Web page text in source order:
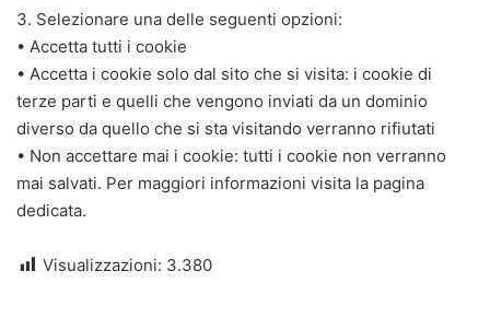
3. Selezionare una delle seguenti opzioni:
• Accetta tutti i cookie
• Accetta i cookie solo dal sito che si visita: i cookie di
terze parti e quelli che vengono inviati da un dominio
diverso da quello che si sta visitando verranno rifiutati
• Non accettare mai i cookie: tutti i cookie non verranno
mai salvati. Per maggiori informazioni visita la pagina
dedicata.
Visualizzazioni: 3.380